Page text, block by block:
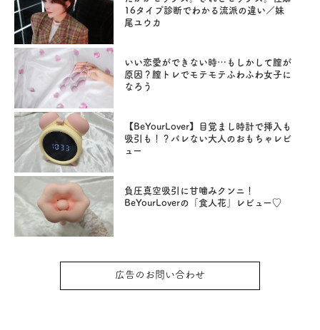
16タイプ診断でわかる流派の違い／妹
尾ユウカ
いい恋愛ができない時…もしかして膣が
原因？膣トレでモテモテふわふわ女子に
なろう
【BeYourLover】目覚まし時計で挿入も
吸引も！？バレない大人のおもちゃレビ
ュー
負圧真空吸引に甘噛みクンニ！
BeYourLoverの「食人花」レビュー♡
広告のお問い合わせ